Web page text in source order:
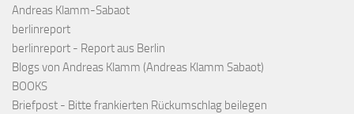
Andreas Klamm-Sabaot
berlinreport
berlinreport - Report aus Berlin
Blogs von Andreas Klamm (Andreas Klamm Sabaot)
BOOKS
Briefpost - Bitte frankierten Rückumschlag beilegen